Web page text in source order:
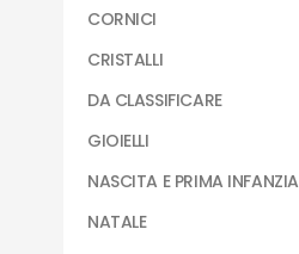
CORNICI
CRISTALLI
DA CLASSIFICARE
GIOIELLI
NASCITA E PRIMA INFANZIA
NATALE